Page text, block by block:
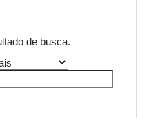
de busca.